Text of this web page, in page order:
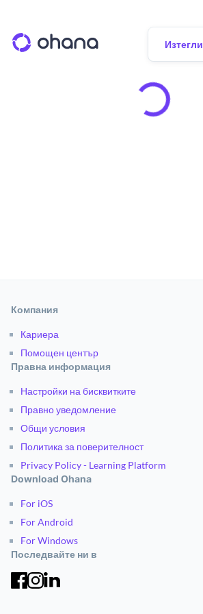
Изтегли
Компания
Кариера
Помощен център
Правна информация
Настройки на бисквитките
Правно уведомление
Общи условия
Политика за поверителност
Privacy Policy - Learning Platform
Download Ohana
For iOS
For Android
For Windows
Последвайте ни в